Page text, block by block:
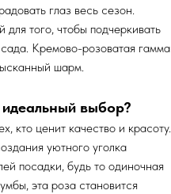
глаз весь сезон.
того, чтобы подчеркивать
Кремово-розоватая гамма
шарм.
выбор?
кто ценит качество и красоту.
уютного уголка
посадки, будь то одиночная
эта роза становится